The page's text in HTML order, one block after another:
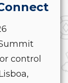
control